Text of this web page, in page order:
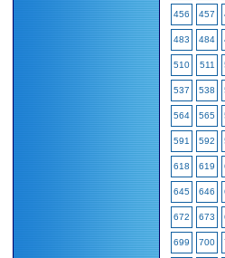
456 457
483 484
510 511
537 538
564 565
591 592
618 619
645 646
672 673
699 700